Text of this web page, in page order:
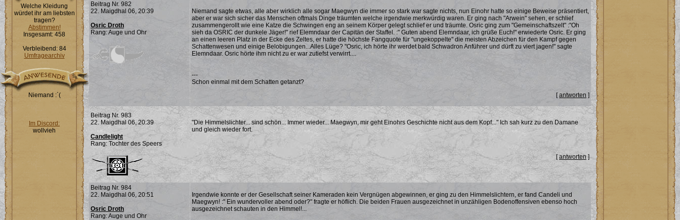
Welche Kleidung
würdet ihr am liebsten
tragen?
Abstimmen!
Insgesamt: 458
Verbleibend: 84
Umfragearchiv
Niemand :`(
Im Discord:
wollvieh
Beitrag Nr. 982
22. Maigdhal 06, 20:39
Osric Droth
Rang: Auge und Ohr
Niemand sagte etwas, alle aber wirklich alle sogar Maegwyn die immer so stark war sagte nichts, nun Einohr hatte so einige Beweise präsentiert,
aber er war sich sicher das Menschen oftmals Dinge träumten welche irgendwie merkwürdig waren. Er ging nach "Arwein" sehen, er schlief
zusammengerollt wie eine Katze die Schwingen eng an seinem Körper gelegt schlief er und träumte. Osric ging zum "Gemeinschaftszelt" :"Oh
sieh da OSRIC der dunkele Jäger!" rief Elemndaar der Capitän der Staffel. :" Guten abend Elemndaar, ich grüße Euch!" erwiederte Osric. Er ging
an einen leeren Platz in der Ecke des Zeltes, er hatte die höchste Fangquote für "ungekoppelte" die meisten Abzeichen für den Kampf gegen
Schattenwesen und einige Belobigungen...Alles Lüge? "Osric, ich hörte ihr werdet bald Schwadron Anführer und dürft zu viert jagen!" sagte
Elemndaar. Osric hörte ihm nicht zu er war zutiefst verwirrt....
---
Schon einmal mit dem Schatten getanzt?
[antworten ]
Beitrag Nr. 983
22. Maigdhal 06, 20:39
Candlelight
Rang: Tochter des Speers
"Die Himmelslichter... sind schön... Immer wieder... Maegwyn, mir geht Einohrs Geschichte nicht aus dem Kopf..." Ich sah kurz zu den Damane
und gleich wieder fort.
[antworten]
Beitrag Nr. 984
22. Maigdhal 06, 20:51
Osric Droth
Rang: Auge und Ohr
Irgendwie konnte er der Gesellschaft seiner Kameraden kein Vergnügen abgewinnen, er ging zu den Himmelslichtern, er fand Candeli und
Maegwyn! :" Ein wundervoller abend oder?" fragte er höflich. Die beiden Frauen ausgezeichnet in unzähligen Bodenoffensiven ebenso hoch
ausgezeichnet schauten in den Himmel!...